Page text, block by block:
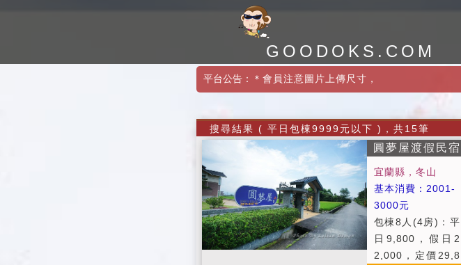
GOODOKS.COM
平台公告： ＊會員注意圖片上傳尺寸 ，
搜尋結果 ( 平日包棟9999元以下 )，共15筆
圓夢屋渡假民宿
宜蘭縣，冬山
基本消費：2001-
3000元
包棟8人(4房)：平
日9,800，假日2
2,000，定價29,8